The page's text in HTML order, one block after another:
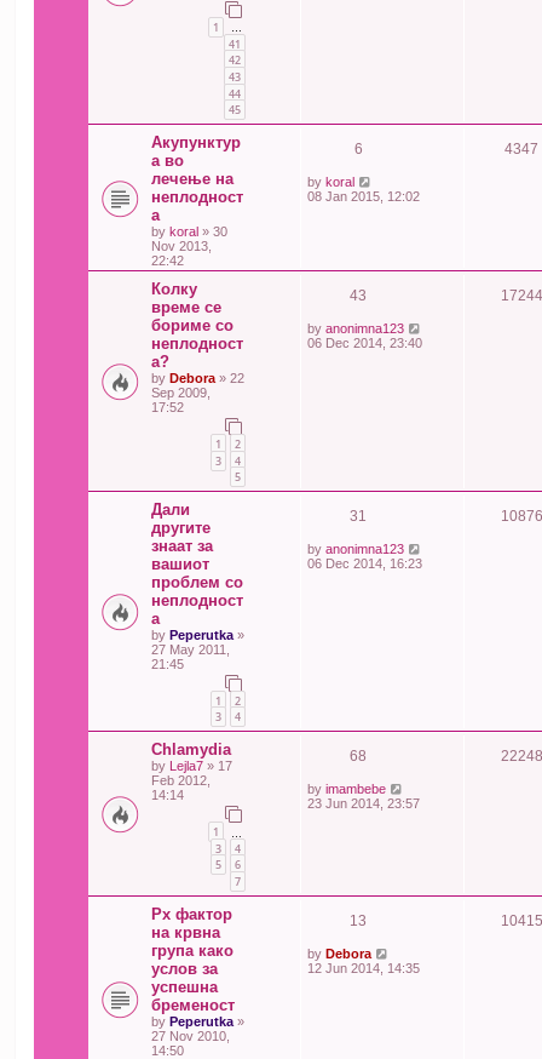
1 …
41
42
43
44
45
Акупунктур
а во
лечење на
неплодност
а
by koral » 30
Nov 2013,
22:42
6 4347
by koral
08 Jan 2015, 12:02
Колку
време се
бориме со
неплодност
а?
by Debora » 22
Sep 2009,
17:52
1
2
3
4
5
43 17244
by anonimna123
06 Dec 2014, 23:40
Дали
другите
знаат за
вашиот
проблем со
неплодност
а
by Peperutka »
27 May 2011,
21:45
1
2
3
4
31 10876
by anonimna123
06 Dec 2014, 16:23
Chlamydia
by Lejla7 » 17
Feb 2012,
14:14
1
3
4
5
6
7
68 22248
by imambebe
23 Jun 2014, 23:57
Рх фактор
на крвна
група како
услов за
успешна
бременост
by Peperutka »
27 Nov 2010,
14:50
13 10415
by Debora
12 Jun 2014, 14:35